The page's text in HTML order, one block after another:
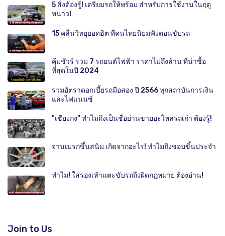
5 สิ่งต้องรู้! เตรียมรถให้พร้อม สำหรับการใช้งานในฤดู
หนาว!
15 คลื่นวิทยุยอดฮิต ที่คนไทยนิยมฟังตอนขับรถ
คุ้มชัวร์ รวม 7 รถยนต์ไฟฟ้า ราคาไม่ถึงล้าน ที่น่าซื้อ
ที่สุดในปี 2024
รวมอัตราดอกเบี้ยรถมือสอง ปี 2566 ทุกสถาบันการเงิน
และไฟแนนซ์
"เซียงกง" ทำไมถึงเป็นชื่อย่านขายอะไหล่รถเก่า ต้องรู้!
จานเบรกขึ้นสนิม เกิดจากอะไร! ทำไมถึงชอบขึ้นประจำ
ทำไม! ใส่รองเท้าแตะขับรถถึงผิดกฎหมาย ต้องอ่าน!
Join to Us